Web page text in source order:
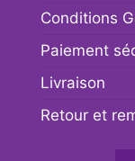
Conditions
Paiement
Livraison
Retour et